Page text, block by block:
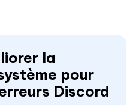
la
pour
Discord